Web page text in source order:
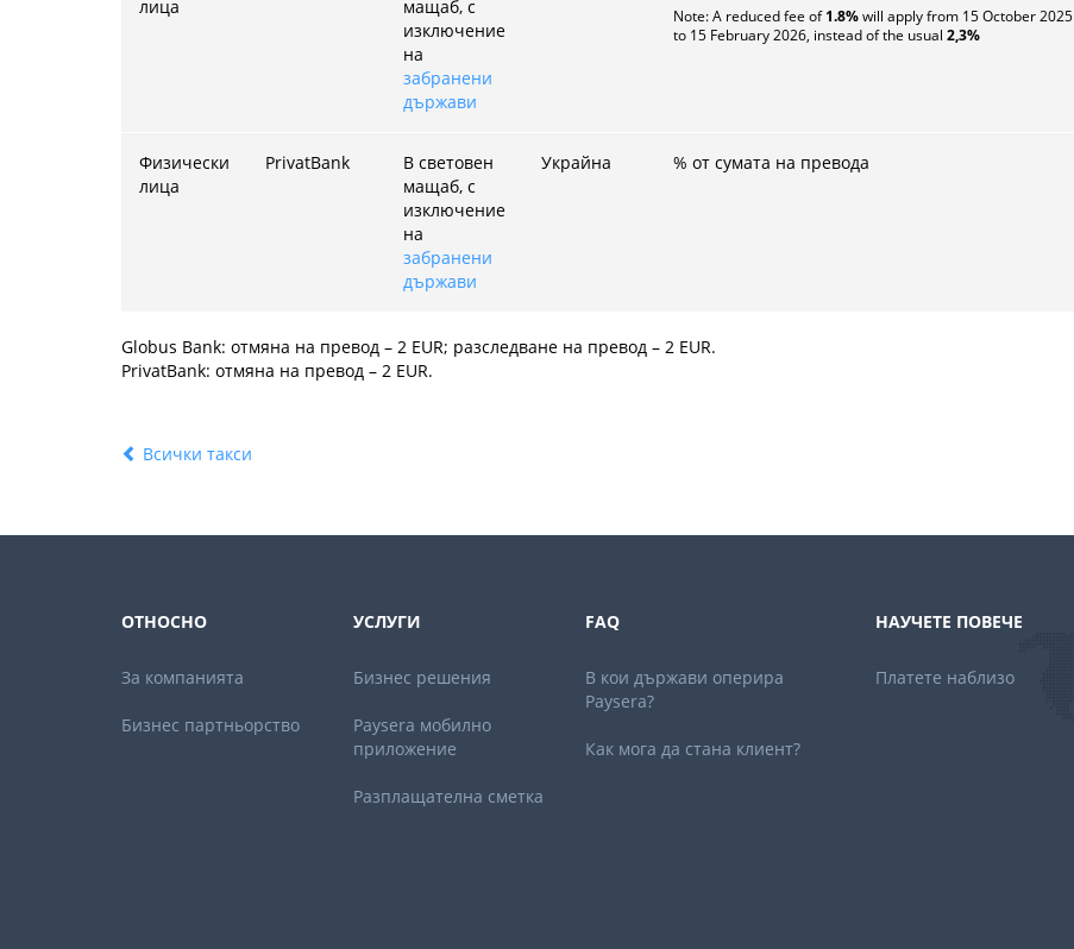
лица
мащаб, с
изключение
на
забранени
държави
Note: A reduced fee of 1.8% will apply from 15 October 2025
to 15 February 2026, instead of the usual 2,3%
Физически
лица
PrivatBank
В световен
мащаб, с
изключение
на
забранени
държави
Украйна % от сумата на превода
Globus Bank: отмяна на превод – 2 EUR; разследване на превод – 2 EUR.
PrivatBank: отмяна на превод – 2 EUR.
Всички такси
ОТНОСНО
За компанията
Бизнес партньорствo
УСЛУГИ
Бизнес решения
Paysera мобилно
приложение
Разплащателна сметка
FAQ
В кои държави оперира
Paysera?
Как мога да стана клиент?
НАУЧЕТЕ ПОВЕЧЕ
Платете наблизо